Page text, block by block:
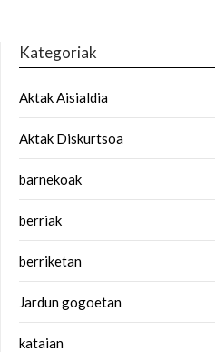
Kategoriak
Aktak Aisialdia
Aktak Diskurtsoa
barnekoak
berriak
berriketan
Jardun gogoetan
kataian